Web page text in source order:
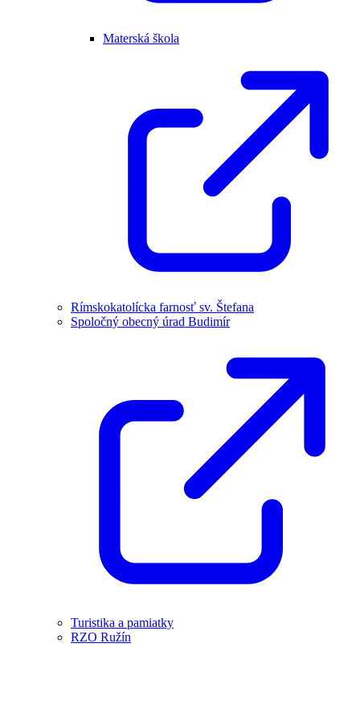
Materská škola
Rímskokatolícka farnosť sv. Štefana
Spoločný obecný úrad Budimír
Turistika a pamiatky
RZO Ružín